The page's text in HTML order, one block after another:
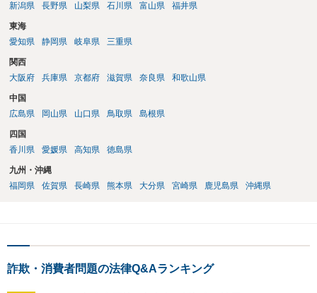
新潟県
長野県 山梨県 石川県 富山県 福井県
東海
愛知県
静岡県 岐阜県 三重県
関西
大阪府
兵庫県 京都府 滋賀県 奈良県 和歌山県
中国
広島県
岡山県 山口県 鳥取県 島根県
四国
香川県
愛媛県 高知県 徳島県
九州・沖縄
福岡県
佐賀県 長崎県 熊本県 大分県 宮崎県 鹿児島県 沖縄県
詐欺・消費者問題の法律Q&Aランキング